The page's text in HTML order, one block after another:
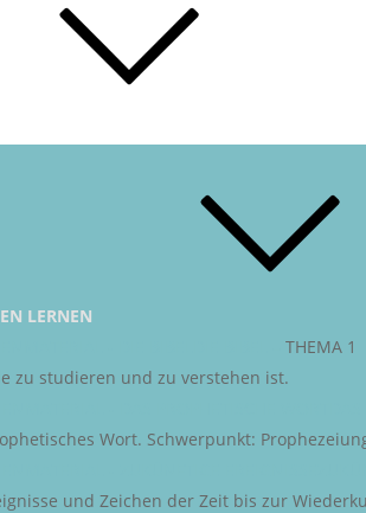
LERNEN
THEMA 1
zu studieren und zu verstehen ist.
Wort. Schwerpunkt:
und Zeichen der Zeit bis zur